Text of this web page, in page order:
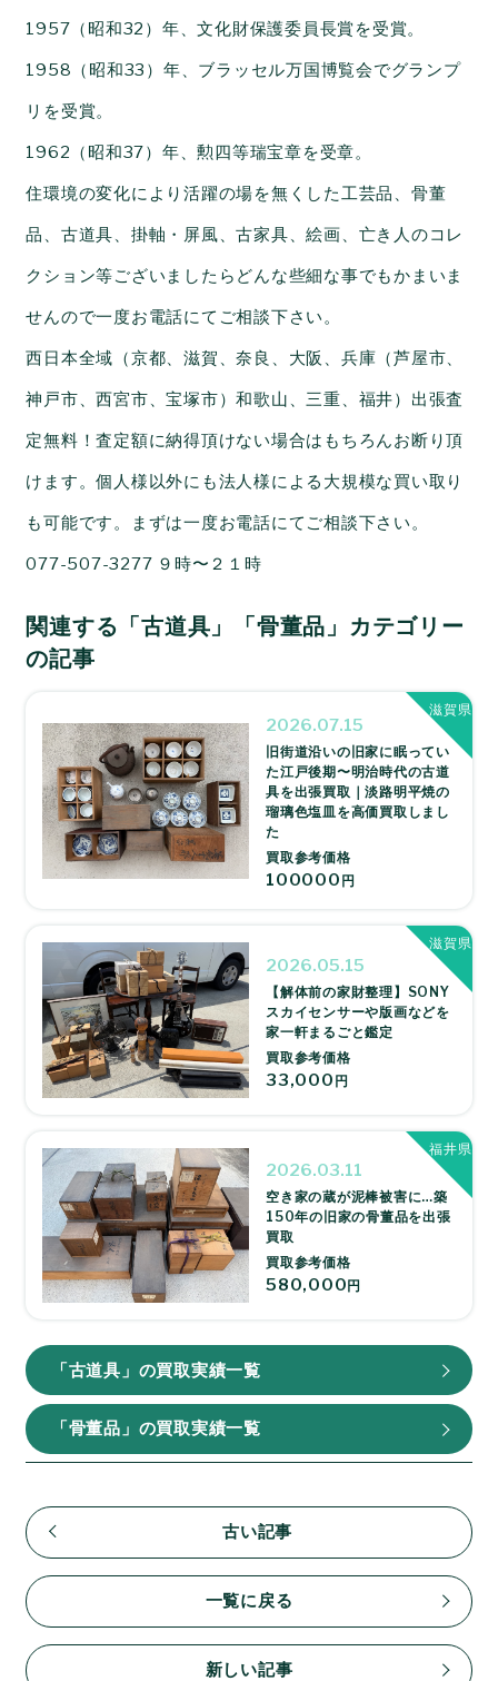
1957（昭和32）年、文化財保護委員長賞を受賞。
1958（昭和33）年、ブラッセル万国博覧会でグランプ
リを受賞。
1962（昭和37）年、勲四等瑞宝章を受章。
住環境の変化により活躍の場を無くした工芸品、骨董
品、古道具、掛軸・屏風、古家具、絵画、亡き人のコレ
クション等ございましたらどんな些細な事でもかまいま
せんので一度お電話にてご相談下さい。
西日本全域（京都、滋賀、奈良、大阪、兵庫（芦屋市、
神戸市、西宮市、宝塚市）和歌山、三重、福井）出張査
定無料！査定額に納得頂けない場合はもちろんお断り頂
けます。個人様以外にも法人様による大規模な買い取り
も可能です。まずは一度お電話にてご相談下さい。
077-507-3277 ９時〜２１時
関連する「古道具」「骨董品」カテゴリー
の記事
2026.07.15
旧街道沿いの旧家に眠ってい
た江戸後期〜明治時代の古道
具を出張買取｜淡路明平焼の
瑠璃色塩皿を高価買取しまし
た
買取参考価格
100000 円
滋賀県
2026.05.15
【解体前の家財整理】SONY
スカイセンサーや版画などを
家一軒まるごと鑑定
買取参考価格
33,000 円
滋賀県
2026.03.11
空き家の蔵が泥棒被害に…築
150年の旧家の骨董品を出張
買取
買取参考価格
580,000円
福井県
「古道具」の買取実績一覧
「骨董品」の買取実績一覧
古い記事
一覧に戻る
新しい記事